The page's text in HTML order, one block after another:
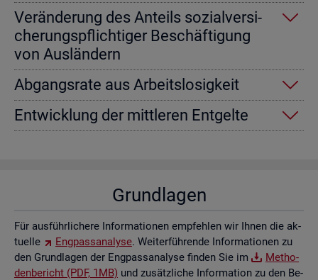
Ver­än­de­rung des An­teils so­zi­al­ver­si­
che­rungs­pflich­ti­ger Be­schäf­ti­gung
von Aus­län­dern
Ab­gangs­ra­te aus Ar­beits­lo­sig­keit
Ent­wick­lung der mitt­le­ren Ent­gel­te
Grund­la­gen
Für aus­führ­li­che­re In­for­ma­tio­nen emp­feh­len wir Ihnen die ak­
tu­el­le
Eng­pass­ana­ly­se. Wei­ter­füh­ren­de In­for­ma­tio­nen zu
den Grund­la­gen der Eng­pass­ana­ly­se fin­den Sie im
Me­tho­
den­be­richt (PDF, 1MB) und zu­sätz­li­che In­for­ma­ti­on zu den Be­